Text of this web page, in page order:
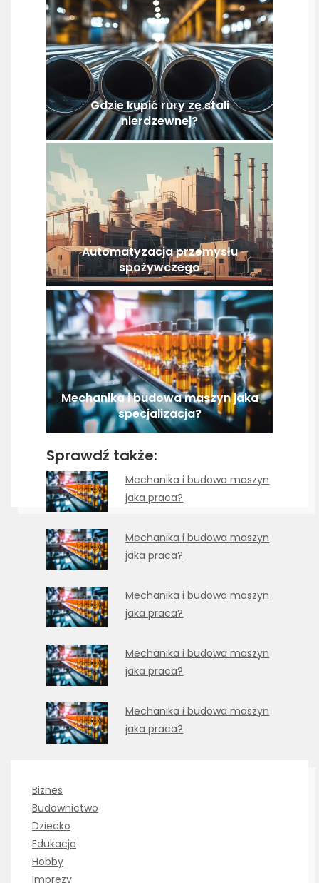
Gdzie kupić rury ze stali
nierdzewnej?
Automatyzacja przemysłu
spożywczego
Mechanika i budowa maszyn jaka
specjalizacja?
Sprawdź także:
Mechanika i budowa maszyn
jaka praca?
Mechanika i budowa maszyn
jaka praca?
Mechanika i budowa maszyn
jaka praca?
Mechanika i budowa maszyn
jaka praca?
Mechanika i budowa maszyn
jaka praca?
Biznes
Budownictwo
Dziecko
Edukacja
Hobby
Imprezy